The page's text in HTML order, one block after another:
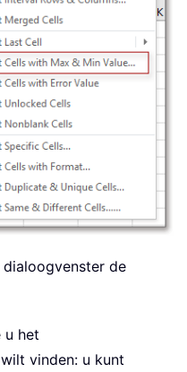
de
u het
vinden: u kunt